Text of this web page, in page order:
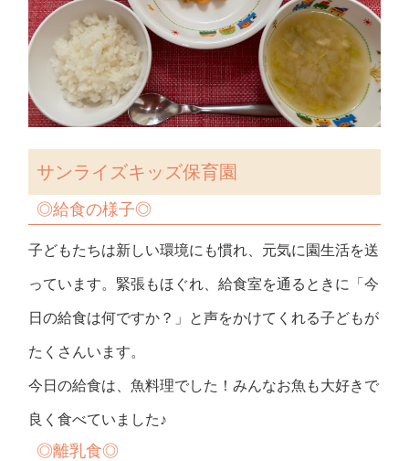
サンライズキッズ保育園
◎給食の様子◎
子どもたちは新しい環境にも慣れ、元気に園生活を送
っています。緊張もほぐれ、給食室を通るときに「今
日の給食は何ですか？」と声をかけてくれる子どもが
たくさんいます。
今日の給食は、魚料理でした！みんなお魚も大好きで
良く食べていました♪
◎離乳食◎